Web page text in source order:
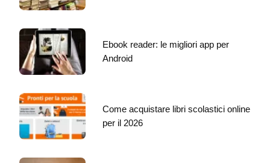
Ebook reader: le migliori app per
Android
Come acquistare libri scolastici online
per il 2026